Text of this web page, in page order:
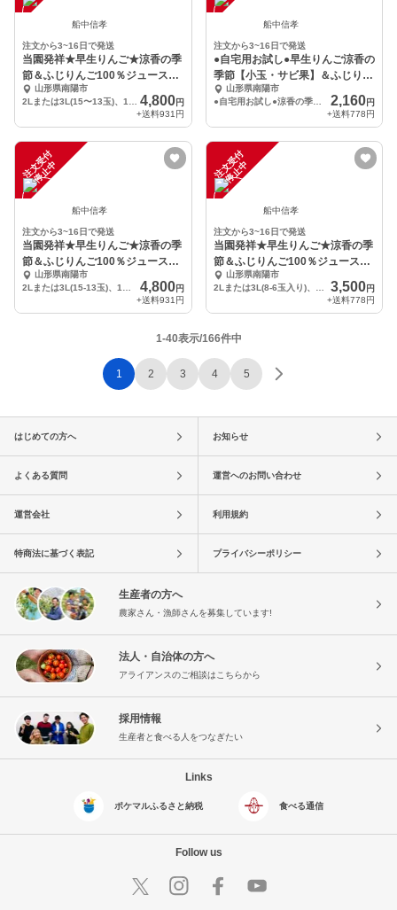
船中信孝
注文から3~16日で発送
当園発祥★早生りんご★涼香の季
節＆ふじりんご100％ジュース
【5kg箱詰め】
山形県南陽市
4,800円
+送料931円
船中信孝
注文から3~16日で発送
●自宅用お試し●早生りんご涼香の
季節【小玉・サビ果】＆ふじりん
ご100％ジュース
山形県南陽市
●自宅用お試し●涼香の季節(小玉・サビ果)、1リットル瓶入り✕1本
2,160円
+送料778円
注
文
受
付
停
止
中
船中信孝
注文から3~16日で発送
当園発祥★早生りんご★涼香の季
節＆ふじりんご100％ジュース
【5kg箱詰め】
山形県南陽市
4,800円
+送料931円
注
文
受
付
停
止
中
船中信孝
注文から3~16日で発送
当園発祥★早生りんご★涼香の季
節＆ふじりんご100％ジュース
【3kg箱詰め】
山形県南陽市
3,500円
+送料778円
1-40表示/166件中
1 2 3 4 5
はじめての方へ お知らせ
よくある質問 運営へのお問い合わせ
運営会社 利用規約
特商法に基づく表記 プライバシーポリシー
生産者の方へ
農家さん・漁師さんを募集しています!
法人・自治体の方へ
アライアンスのご相談はこちらから
採用情報
生産者と食べる人をつなぎたい
Links
ポケマルふるさと納税 食べる通信
Follow us